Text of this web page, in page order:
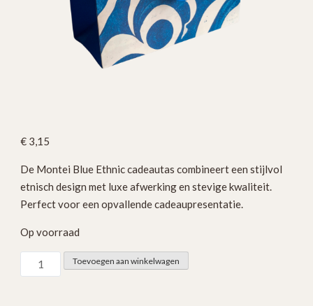
€ 3,15
De Montei Blue Ethnic cadeautas combineert een stijlvol
etnisch design met luxe afwerking en stevige kwaliteit.
Perfect voor een opvallende cadeaupresentatie.
Op voorraad
Montei
Luxe
Toevoegen aan winkelwagen